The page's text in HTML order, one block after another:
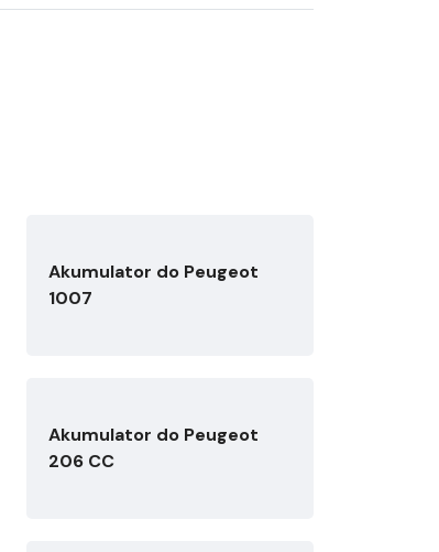
Akumulator do Peugeot
1007
Akumulator do Peugeot
206 CC